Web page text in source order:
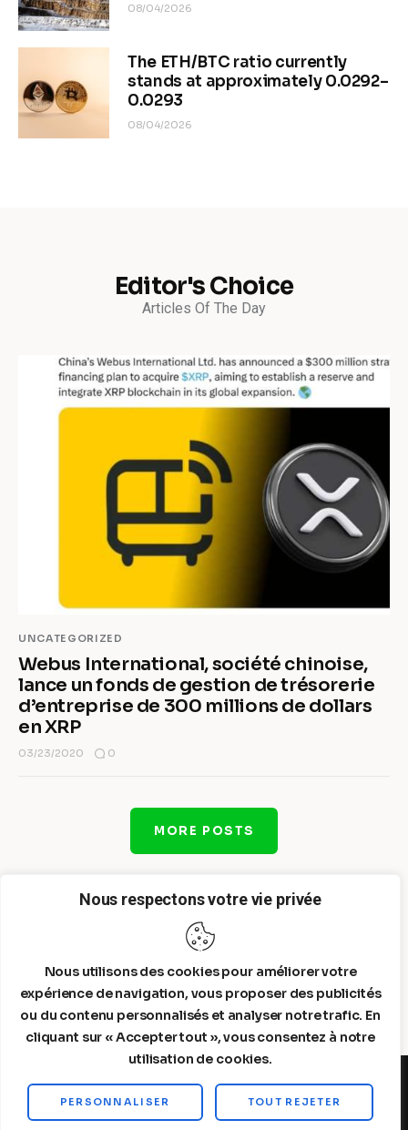
Nous respectons votre vie privée
Nous utilisons des cookies pour améliorer votre
expérience de navigation, vous proposer des publicités
ou du contenu personnalisés et analyser notre trafic. En
cliquant sur « Accepter tout », vous consentez à notre
utilisation de cookies.
PERSONNALISER TOUT REJETER
08/04/2026
The ETH/BTC ratio currently
stands at approximately 0.0292–
0.0293
08/04/2026
Editor's Choice
Articles Of The Day
UNCATEGORIZED
Webus International, société chinoise,
lance un fonds de gestion de trésorerie
d’entreprise de 300 millions de dollars
en XRP
03/23/2020 0
MORE POSTS